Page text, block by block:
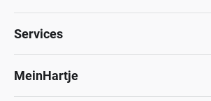
Services
MeinHartje